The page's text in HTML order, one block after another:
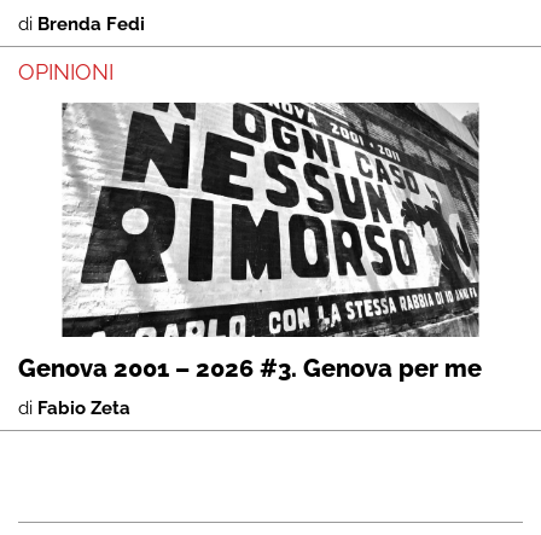
di Brenda Fedi
OPINIONI
Genova 2001 – 2026 #3. Genova per me
di Fabio Zeta